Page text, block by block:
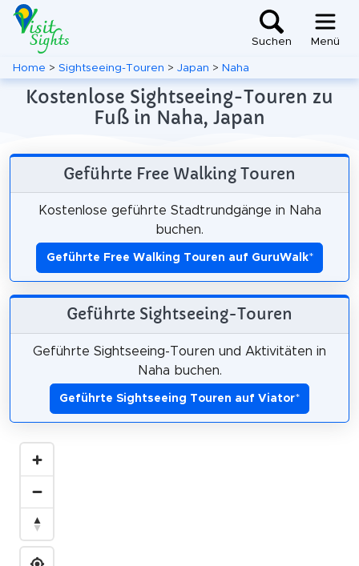
Suchen Menü
Home > Sightseeing-Touren > Japan > Naha
Kostenlose Sightseeing-Touren zu
Fuß in Naha, Japan
Geführte Free Walking Touren
Kostenlose geführte Stadtrundgänge in Naha
buchen.
Geführte Free Walking Touren auf GuruWalk*
Geführte Sightseeing-Touren
Geführte Sightseeing-Touren und Aktivitäten in
Naha buchen.
Geführte Sightseeing Touren auf Viator*